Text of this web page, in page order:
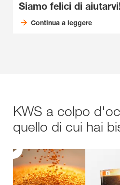
Siamo felici di
Continua a leggere
KWS a colpo
quello di cui hai